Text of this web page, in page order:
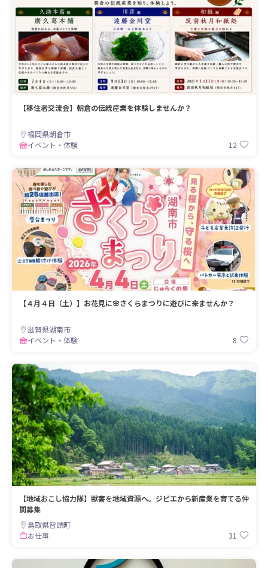
【移住者交流会】朝倉の伝統産業を体験しませんか？
福岡県朝倉市
イベント・体験
12
【４月４日（土）】お花見に🌸さくらまつりに遊びに来ませんか？
滋賀県湖南市
イベント・体験
8
【地域おこし協力隊】獣害を地域資源へ。ジビエから新産業を育てる仲
間募集
鳥取県智頭町
お仕事
31